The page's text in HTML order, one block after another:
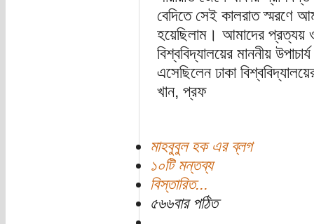
বেদিতে সেই কালরাত স্মরণে
হয়েছিলাম। আমাদের প্রত্যয়
বিশ্ববিদ্যালয়ের মাননীয়
এসেছিলেন ঢাকা
খান, প্রফ
মাহবুবুল হক এর ব্লগ
১০টি মন্তব্য
বিস্তারিত...
৫৬৬বার পঠিত